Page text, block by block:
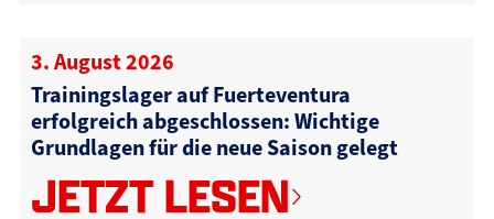
3. August 2026
Trainingslager auf Fuerteventura
erfolgreich abgeschlossen: Wichtige
Grundlagen für die neue Saison gelegt
JETZT LESEN